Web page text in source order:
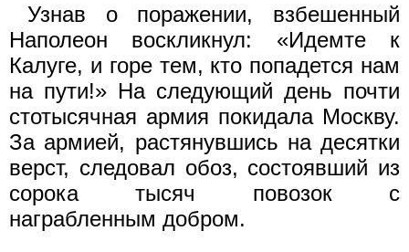
Узнав о поражении, взбешенный
Наполеон воскликнул: «Идемте к
Калуге, и горе тем, кто попадется нам
на пути!» На следующий день почти
стотысячная армия покидала Москву.
За армией, растянувшись на десятки
верст, следовал обоз, состоявший из
сорока тысяч повозок с
награбленным добром.